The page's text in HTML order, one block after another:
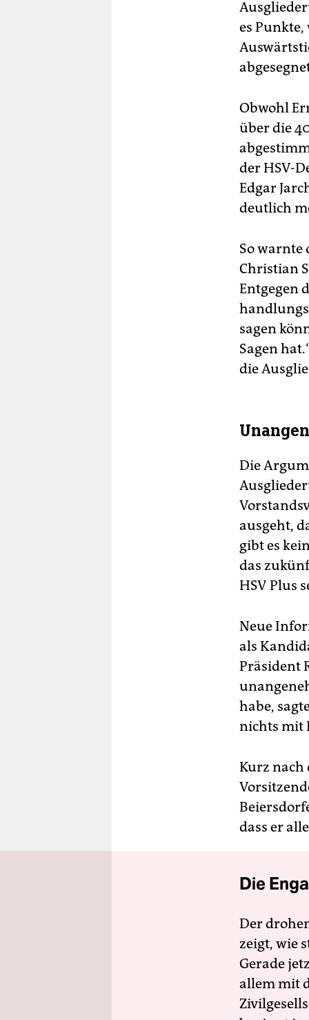
es
Obwohl
über die
der HSV-
Edgar
deutlich
So warnte
Christian
Entgegen
sagen
Sagen
die
Die
ausgeht,
gibt es
das
HSV Plus
Neue
als
Präsident
habe,
nichts mit
Kurz nach
dass er
Die
Der
zeigt, wie
Gerade
allem mit